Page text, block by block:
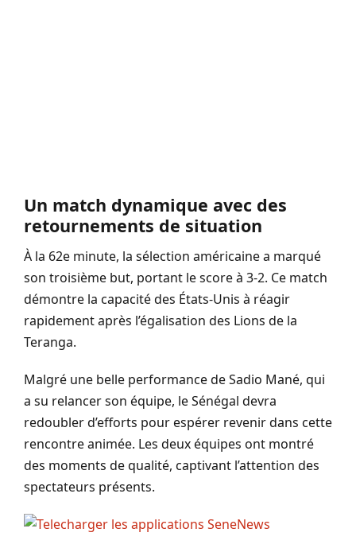
Un match dynamique avec des
retournements de situation
À la 62e minute, la sélection américaine a marqué
son troisième but, portant le score à 3-2. Ce match
démontre la capacité des États-Unis à réagir
rapidement après l’égalisation des Lions de la
Teranga.
Malgré une belle performance de Sadio Mané, qui
a su relancer son équipe, le Sénégal devra
redoubler d’efforts pour espérer revenir dans cette
rencontre animée. Les deux équipes ont montré
des moments de qualité, captivant l’attention des
spectateurs présents.